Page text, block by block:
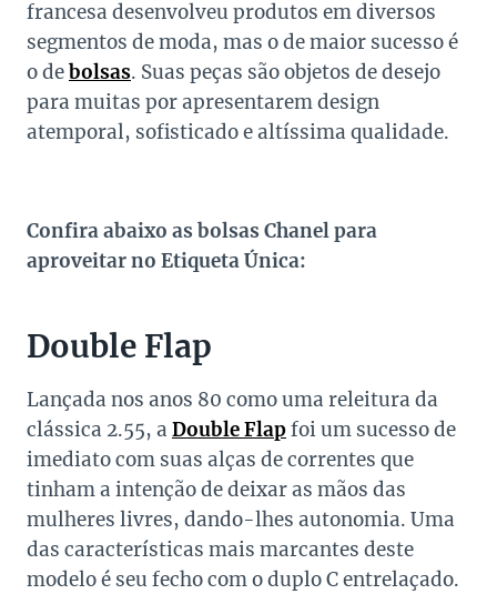
francesa desenvolveu produtos em diversos
segmentos de moda, mas o de maior sucesso é
o debolsas. Suas peças são objetos de desejo
para muitas por apresentarem design
atemporal, sofisticado e altíssima qualidade.
Confira abaixo as bolsas Chanel para
aproveitar no Etiqueta Única:
Double Flap
Lançada nos anos 80 como uma releitura da
clássica 2.55, a Double Flapfoi um sucesso de
imediato com suas alças de correntes que
tinham a intenção de deixar as mãos das
mulheres livres, dando-lhes autonomia. Uma
das características mais marcantes deste
modelo é seu fecho com o duplo C entrelaçado.